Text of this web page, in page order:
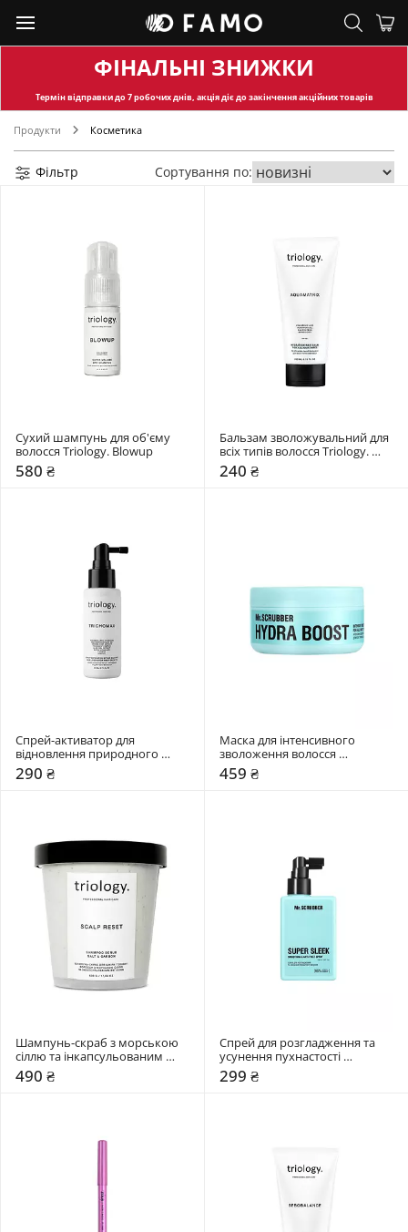
ФІНАЛЬНІ ЗНИЖКИ
Термін відправкидо 7 робочих днів, акція діє до закінчення акційних товарів
Продукти Косметика
Фільтр Сортування по:
Сухий шампунь для об'єму
волосся Triology. Blowup
580 ₴
Бальзам зволожувальний для
всіх типів волосся Triology.
Aquamatrix
240 ₴
Cпрей-активатор для
відновлення природного
росту волосся, схильного до
випадіння Triology. Trichomax
290 ₴
Маска для інтенсивного
зволоження волосся
Mr.SCRUBBER Hydra Boost
459 ₴
Шампунь-скраб з морською
сіллю та інкапсульованим
вугіллям Triology. Scalp reset
490 ₴
Спрей для розгладження та
усунення пухнастості
Mr.SCRUBBER Super Sleek
299 ₴